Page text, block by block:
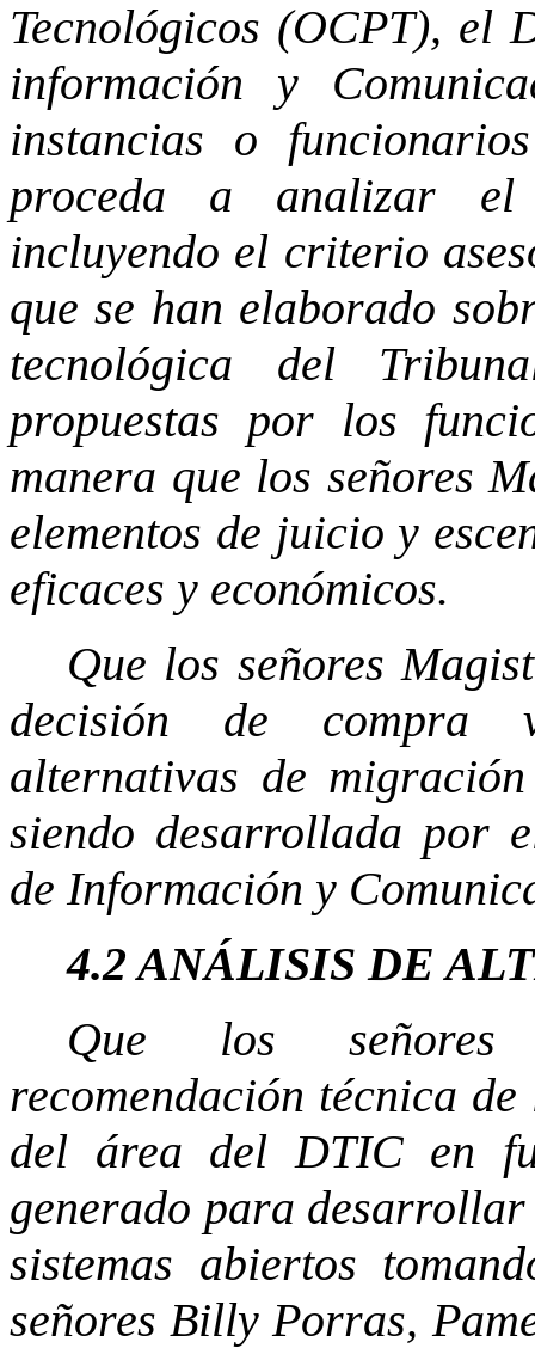
Tecnológicos (OCPT), el
información y
instancias o
proceda a analizar el
incluyendo el criterio
que se han elaborado
tecnológica del
propuestas por los
manera que los señores
elementos de juicio y
eficaces y económicos.
Que los señores
decisión de compra
alternativas de
siendo desarrollada por
de Información y
4.2 ANÁLISIS DE
Que los señores
recomendación técnica
del área del DTIC en
generado para
sistemas abiertos
señores Billy Porras,